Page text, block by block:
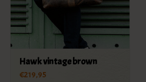
Hawk vintage brown
€219,95